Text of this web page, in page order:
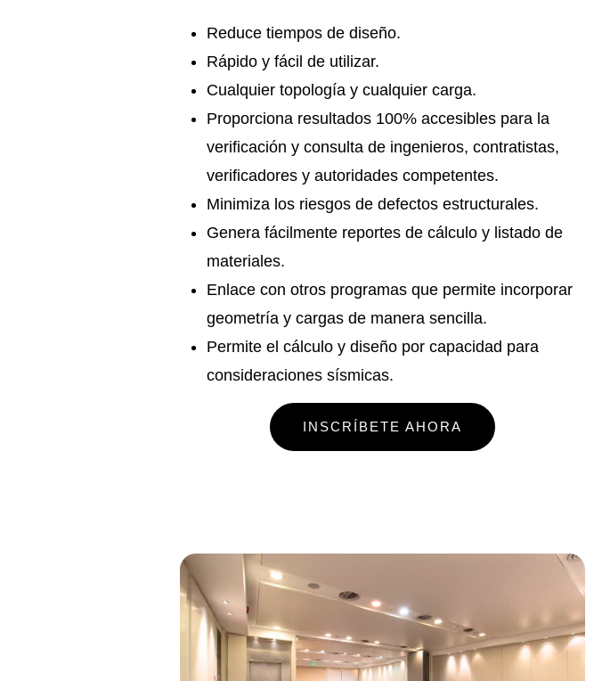
Reduce tiempos de diseño.
Rápido y fácil de utilizar.
Cualquier topología y cualquier carga.
Proporciona resultados 100% accesibles para la
verificación y consulta de ingenieros, contratistas,
verificadores y autoridades competentes.
Minimiza los riesgos de defectos estructurales.
Genera fácilmente reportes de cálculo y listado de
materiales.
Enlace con otros programas que permite incorporar
geometría y cargas de manera sencilla.
Permite el cálculo y diseño por capacidad para
consideraciones sísmicas.
INSCRÍBETE AHORA